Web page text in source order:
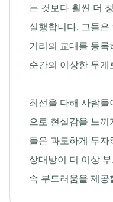
는 것보다 훨씬 더
실행합니다. 그들
거리의 교대를 등
순간의 이상한 무
최선을 다해 사람
으로 현실감을 느
들은 과도하게 투
상대방이 더 이상
속 부드러움을 제공